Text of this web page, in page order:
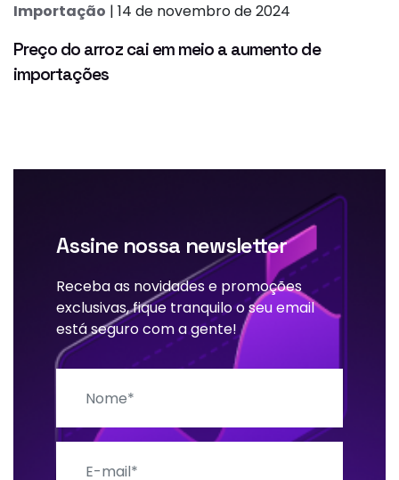
Importação | 14 de novembro de 2024
Preço do arroz cai em meio a aumento de
importações
Assine nossa newsletter
Receba as novidades e promoções
exclusivas, fique tranquilo o seu email
está seguro com a gente!